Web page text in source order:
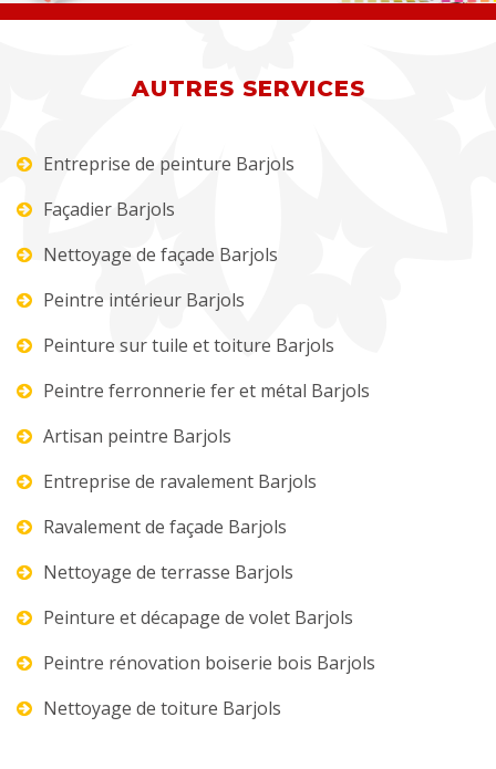
AUTRES SERVICES
Entreprise de peinture Barjols
Façadier Barjols
Nettoyage de façade Barjols
Peintre intérieur Barjols
Peinture sur tuile et toiture Barjols
Peintre ferronnerie fer et métal Barjols
Artisan peintre Barjols
Entreprise de ravalement Barjols
Ravalement de façade Barjols
Nettoyage de terrasse Barjols
Peinture et décapage de volet Barjols
Peintre rénovation boiserie bois Barjols
Nettoyage de toiture Barjols